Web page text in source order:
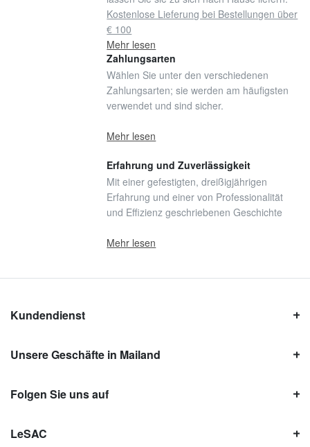
Kostenlose Lieferung bei Bestellungen über
€ 100
Mehr lesen
Zahlungsarten
Wählen Sie unter den verschiedenen
Zahlungsarten; sie werden am häufigsten
verwendet und sind sicher.
Mehr lesen
Erfahrung und Zuverlässigkeit
Mit einer gefestigten, dreißigjährigen
Erfahrung und einer von Professionalität
und Effizienz geschriebenen Geschichte
Mehr lesen
Kundendienst
Unsere Geschäfte in Mailand
Folgen Sie uns auf
LeSAC